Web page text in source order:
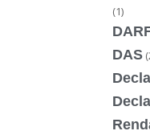
(1)
DAS